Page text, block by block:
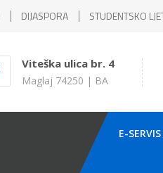
DIJASPORA STUDENTSKO
Viteška ulica br. 4
Maglaj 74250 | BA
E-